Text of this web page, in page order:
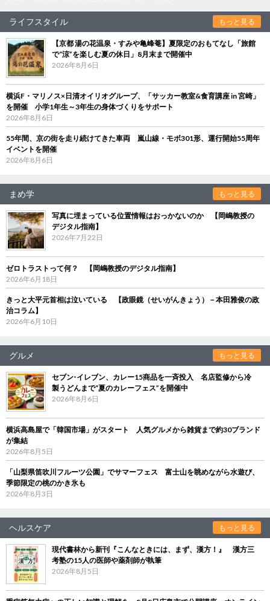
ライフスタイル もっと見る
【京都 湯の花温泉・すみや亀峰菴】夏限定のおもてなし「旅館
で“涼”を楽しむ夏の休日」8月末まで開催中
2026年8月6日
横浜F・マリノス×日清オイリオグループ、「サッカー教室&食育講座 in 宮崎」
を開催 小学1年生～3年生の身体づくりをサポート
2026年8月6日
55年間、京の街を走り続けてきた車両 嵐山線・モボ301形、運行開始55周年
イベントを開催
2026年8月6日
まめ学 もっと見る
写真に埋まっている位置情報はおっかないのか 【岡嶋教授の
デジタル指南】
2026年7月22日
ゼロトラストって何？ 【岡嶋教授のデジタル指南】
2026年6月18日
きっと大平元首相は泣いている 【政眼鏡（せいがんきょう）－本田雅俊の政
治コラム】
2026年6月10日
グルメ もっと見る
セブン‐イレブン、カレー15商品を一斉投入 名店監修から冷
製うどんまで“夏のカレーフェス”を開催中
2026年8月6日
横浜高島屋で「韓国市場」がスタート 人気グルメから雑貨まで約30ブランド
が集結
2026年8月5日
「山梨県笛吹川フルーツ公園」でサマーフェス 富士山を眺めながら水遊び、
季節限定の桃のかき氷も
2026年8月3日
ヘルスケア もっと見る
現代書林から新刊『こんなときには、まず、漢方！』 漢方三
考塾の15人の医師や薬剤師が執筆
2026年8月5日